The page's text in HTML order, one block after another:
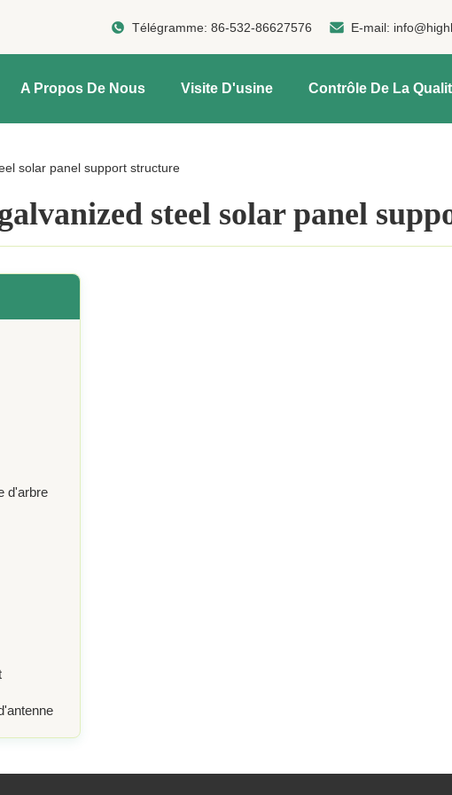
Télégramme: 86-532-86627576 E-mail:
A Propos De Nous Visite D'usine Contrôle De La
solar panel support structure
steel solar panel
d'arbre